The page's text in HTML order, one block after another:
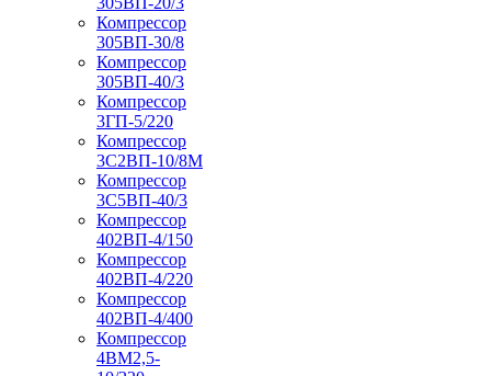
Компрессор
305ВП-30/8
Компрессор
305ВП-40/3
Компрессор
3ГП-5/220
Компрессор
3С2ВП-10/8М
Компрессор
3С5ВП-40/3
Компрессор
402ВП-4/150
Компрессор
402ВП-4/220
Компрессор
402ВП-4/400
Компрессор
4ВМ2,5-